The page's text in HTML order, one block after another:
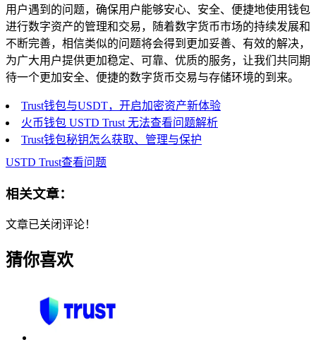
用户遇到的问题，确保用户能够安心、安全、便捷地使用钱包
进行数字资产的管理和交易，随着数字货币市场的持续发展和
不断完善，相信类似的问题将会得到更加妥善、有效的解决，
为广大用户提供更加稳定、可靠、优质的服务，让我们共同期
待一个更加安全、便捷的数字货币交易与存储环境的到来。
Trust钱包与USDT，开启加密资产新体验
火币钱包 USTD Trust 无法查看问题解析
Trust钱包秘钥怎么获取、管理与保护
USTD Trust查看问题
相关文章：
文章已关闭评论！
猜你喜欢